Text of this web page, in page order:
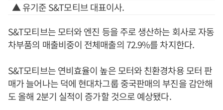
▲ 유기준 S&T모티브 대표이사.
S&T모티브는 모터와 엔진 등을 주로 생산하는 회사로 자동
차부품의 매출비중이 전체매출의 72.9%를 차지한다.
S&T모티브는 연비효율이 높은 모터와 친환경차용 모터 판
매가 늘어나는 덕에 현대차그룹 중국판매의 부진을 감안해
도 올해 2분기 실적이 증가할 것으로 예상됐다.